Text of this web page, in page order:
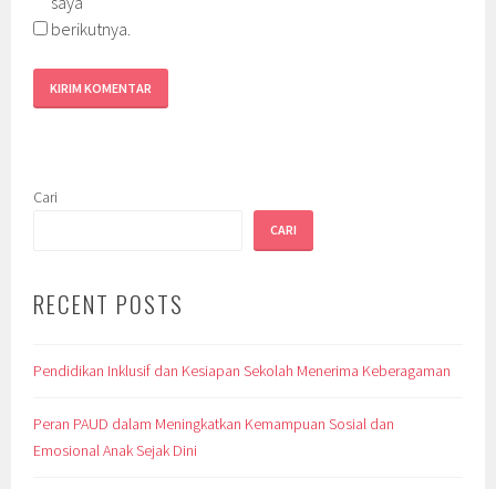
berikutnya.
Cari
CARI
RECENT POSTS
Pendidikan Inklusif dan Kesiapan Sekolah Menerima Keberagaman
Peran PAUD dalam Meningkatkan Kemampuan Sosial dan
Emosional Anak Sejak Dini